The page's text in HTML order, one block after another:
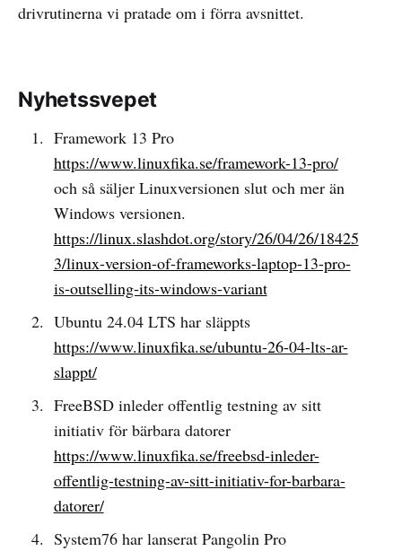
drivrutinerna vi pratade om i förra avsnittet.
Nyhetssvepet
Framework 13 Pro
https://www.linuxfika.se/framework-13-pro/
och så säljer Linuxversionen slut och mer än
Windows versionen.
https://linux.slashdot.org/story/26/04/26/18425
3/linux-version-of-frameworks-laptop-13-pro-
is-outselling-its-windows-variant
Ubuntu 24.04 LTS har släppts
https://www.linuxfika.se/ubuntu-26-04-lts-ar-
slappt/
FreeBSD inleder offentlig testning av sitt
initiativ för bärbara datorer
https://www.linuxfika.se/freebsd-inleder-
offentlig-testning-av-sitt-initiativ-for-barbara-
datorer/
System76 har lanserat Pangolin Pro